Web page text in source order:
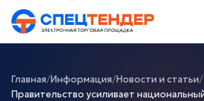
Главная/Информация/Новости и статьи/
Правительство усиливает